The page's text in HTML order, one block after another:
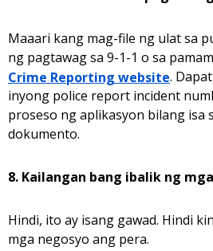
Maaari kang mag-file ng ulat sa
ng pagtawag sa 9-1-1 o sa
Crime Reporting website.
inyong police report incident
proseso ng aplikasyon bilang isa
dokumento.
8. Kailangan bang ibalik ng
Hindi, ito ay isang gawad. Hindi
mga negosyo ang pera.